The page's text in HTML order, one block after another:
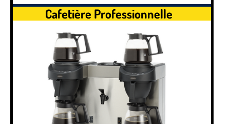
Cafetière Professionnelle